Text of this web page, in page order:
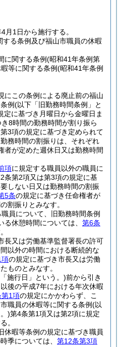
月1日から施行する。
る条例及び福山市職員の休暇
に関する条例(昭和41年条例第
等に関する条例(昭和41年条例
にこの条例による廃止前の福山
例(以下「旧勤務時間条例」と
定に基づき月曜日から金曜日ま
8時間の勤務時間が割り振ら
3項の規定に基づき定められて
務時間の割振りは、それぞれ
者が定めた週休日又は勤務時間
項に規定する職員以外の職員に
条第2項又は第3項の規定に基
しない日又は勤務時間の割振
5条の規定に基づき任命権者が
割振りとみなす。
員について、旧勤務時間条例
休憩時間については、 第6条
長又は労働基準監督署長の許可
以外の時間における断続的な
項の規定に基づき市長又は労働
ものとみなす。
施行日」という。)前から引き
後の平成7年における年次休暇
1項の規定にかかわらず、こ
職員の休暇等に関する条例(以
)第4条第1項又は第2項に規定
。
休暇等条例の規定に基づき職員
季については、 第12条第3項